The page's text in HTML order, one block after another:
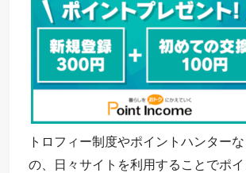
トロフィー制度やポイントハンター
の、日々サイトを利用することでポイ